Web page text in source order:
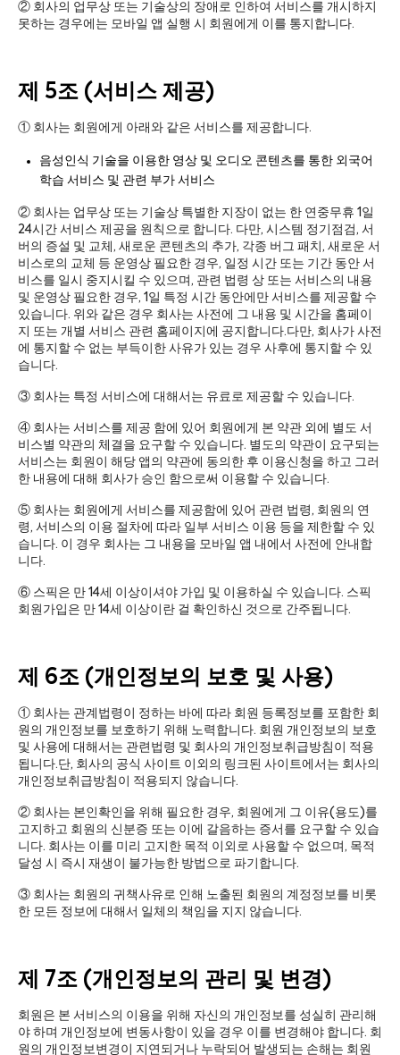
② 회사의 업무상 또는 기술상의 장애로 인하여 서비스를 개시하지
못하는 경우에는 모바일 앱 실행 시 회원에게 이를 통지합니다.
제 5조 (서비스 제공)
① 회사는 회원에게 아래와 같은 서비스를 제공합니다.
음성인식 기술을 이용한 영상 및 오디오 콘텐츠를 통한 외국어
학습 서비스 및 관련 부가 서비스
② 회사는 업무상 또는 기술상 특별한 지장이 없는 한 연중무휴 1일
24시간 서비스 제공을 원칙으로 합니다. 다만, 시스템 정기점검, 서
버의 증설 및 교체, 새로운 콘텐츠의 추가, 각종 버그 패치, 새로운 서
비스로의 교체 등 운영상 필요한 경우, 일정 시간 또는 기간 동안 서
비스를 일시 중지시킬 수 있으며, 관련 법령 상 또는 서비스의 내용
및 운영상 필요한 경우, 1일 특정 시간 동안에만 서비스를 제공할 수
있습니다. 위와 같은 경우 회사는 사전에 그 내용 및 시간을 홈페이
지 또는 개별 서비스 관련 홈페이지에 공지합니다.다만, 회사가 사전
에 통지할 수 없는 부득이한 사유가 있는 경우 사후에 통지할 수 있
습니다.
③ 회사는 특정 서비스에 대해서는 유료로 제공할 수 있습니다.
④ 회사는 서비스를 제공 함에 있어 회원에게 본 약관 외에 별도 서
비스별 약관의 체결을 요구할 수 있습니다. 별도의 약관이 요구되는
서비스는 회원이 해당 앱의 약관에 동의한 후 이용신청을 하고 그러
한 내용에 대해 회사가 승인 함으로써 이용할 수 있습니다.
⑤ 회사는 회원에게 서비스를 제공함에 있어 관련 법령, 회원의 연
령, 서비스의 이용 절차에 따라 일부 서비스 이용 등을 제한할 수 있
습니다. 이 경우 회사는 그 내용을 모바일 앱 내에서 사전에 안내합
니다.
⑥ 스픽은 만 14세 이상이셔야 가입 및 이용하실 수 있습니다. 스픽
회원가입은 만 14세 이상이란 걸 확인하신 것으로 간주됩니다.
제 6조 (개인정보의 보호 및 사용)
① 회사는 관계법령이 정하는 바에 따라 회원 등록정보를 포함한 회
원의 개인정보를 보호하기 위해 노력합니다. 회원 개인정보의 보호
및 사용에 대해서는 관련법령 및 회사의 개인정보취급방침이 적용
됩니다.단, 회사의 공식 사이트 이외의 링크된 사이트에서는 회사의
개인정보취급방침이 적용되지 않습니다.
② 회사는 본인확인을 위해 필요한 경우, 회원에게 그 이유(용도)를
고지하고 회원의 신분증 또는 이에 갈음하는 증서를 요구할 수 있습
니다. 회사는 이를 미리 고지한 목적 이외로 사용할 수 없으며, 목적
달성 시 즉시 재생이 불가능한 방법으로 파기합니다.
③ 회사는 회원의 귀책사유로 인해 노출된 회원의 계정정보를 비롯
한 모든 정보에 대해서 일체의 책임을 지지 않습니다.
제 7조 (개인정보의 관리 및 변경)
회원은 본 서비스의 이용을 위해 자신의 개인정보를 성실히 관리해
야 하며 개인정보에 변동사항이 있을 경우 이를 변경해야 합니다. 회
원의 개인정보변경이 지연되거나 누락되어 발생되는 손해는 회원